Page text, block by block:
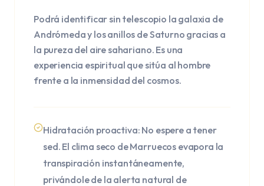
Podrá identificar sin telescopio la galaxia de
Andrómeda y los anillos de Saturno gracias a
la pureza del aire sahariano. Es una
experiencia espiritual que sitúa al hombre
frente a la inmensidad del cosmos.
Hidratación proactiva: No espere a tener
sed. El clima seco de Marruecos evapora la
transpiración instantáneamente,
privándole de la alerta natural de